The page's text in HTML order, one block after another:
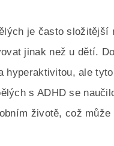
je často
jinak než u dětí.
hyperaktivitou, ale
s ADHD se
životě, což